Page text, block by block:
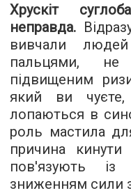
Хрускіт
неправда.
вивчали
пальцями,
підвищеним
який ви
лопаються в
роль мастила
причина
пов'язують
зниженням сили